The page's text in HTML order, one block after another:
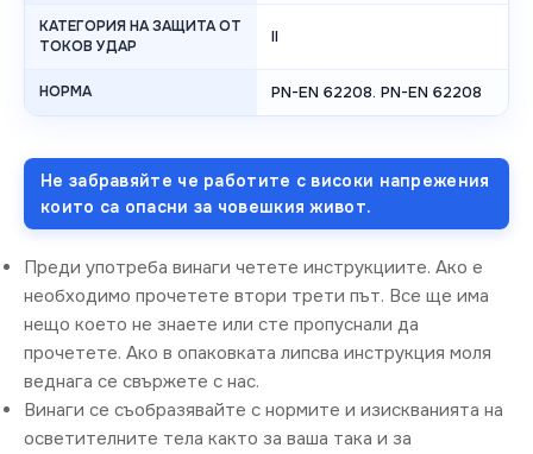
КАТЕГОРИЯ НА ЗАЩИТА ОТ
ТОКОВ УДАР
II
НОРМА PN-EN 62208. PN-EN 62208
Не забравяйте че работите с високи напрежения
които са опасни за човешкия живот.
Преди употреба винаги четете инструкциите. Ако е
необходимо прочетете втори трети път. Все ще има
нещо което не знаете или сте пропуснали да
прочетете. Ако в опаковката липсва инструкция моля
веднага се свържете с нас.
Винаги се съобразявайте с нормите и изискванията на
осветителните тела както за ваша така и за